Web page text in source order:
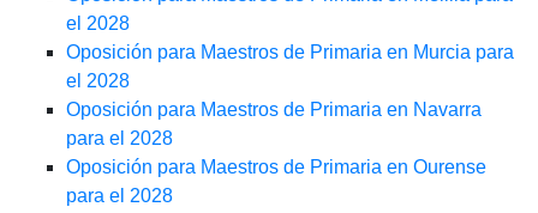
el 2028
Oposición para Maestros de Primaria en Murcia para
el 2028
Oposición para Maestros de Primaria en Navarra
para el 2028
Oposición para Maestros de Primaria en Ourense
para el 2028